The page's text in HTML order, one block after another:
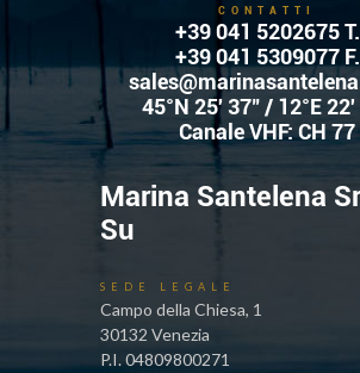
CONTATTI
+39 041 5202675T.
+39 041 5309077 F.
45°N 25' 37" / 12°E
Canale VHF: CH 77
Marina Santelena
Su
SEDE LEGALE
Campo della Chiesa, 1
30132 Venezia
P.I. 04809800271